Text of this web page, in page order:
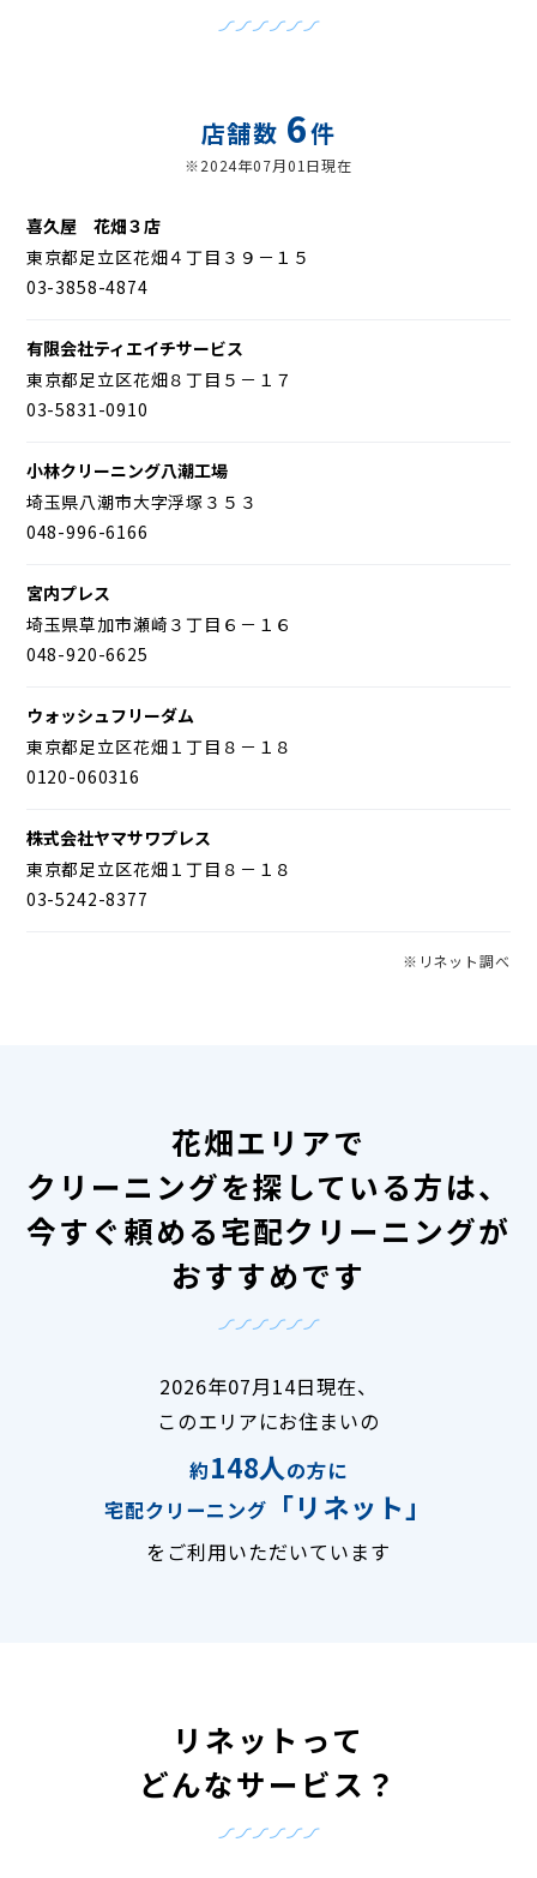
店舗数 6件
※2024年07月01日現在
喜久屋 花畑３店
東京都足立区花畑４丁目３９－１５
03-3858-4874
有限会社ティエイチサービス
東京都足立区花畑８丁目５－１７
03-5831-0910
小林クリーニング八潮工場
埼玉県八潮市大字浮塚３５３
048-996-6166
宮内プレス
埼玉県草加市瀬崎３丁目６－１６
048-920-6625
ウォッシュフリーダム
東京都足立区花畑１丁目８－１８
0120-060316
株式会社ヤマサワプレス
東京都足立区花畑１丁目８－１８
03-5242-8377
※リネット調べ
花畑エリアで
クリーニングを探している方は、
今すぐ頼める宅配クリーニングが
おすすめです
2026年07月14日現在、
このエリアにお住まいの
約148人の方に
宅配クリーニング
「リネット」
をご利用いただいています
リネットって
どんなサービス？